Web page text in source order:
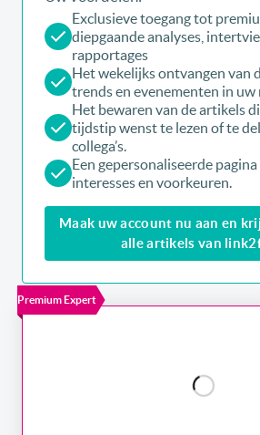
Exclusieve toegang tot
diepgaande analyses,
rapportages
Het wekelijks ontvangen van
trends en evenementen in uw
Het bewaren van de artikels
tijdstip wenst te lezen of te
collega’s.
Een gepersonaliseerde
interesses en voorkeuren.
Maak uw account nu aan en
alle artikels van
Premium Expert